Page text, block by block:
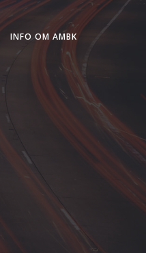
INFO OM AMBK